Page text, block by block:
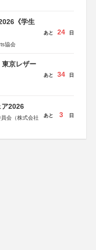
《学生
協会
あと 24 日
京レザー
あと 34 日
ア2026
会（株式会社
あと 3 日